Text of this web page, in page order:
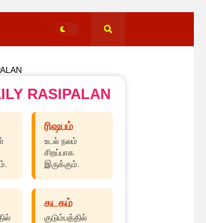
RASIPALAN
ரிஷபம்
உடல் நலம்
சிறப்பாக
இருக்கும்.
கடகம்
குடும்பத்தில்